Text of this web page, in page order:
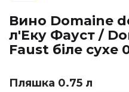
Вино Domaine
л'Еку Фауст /
Faust біле сухе
Пляшка 0.75 л